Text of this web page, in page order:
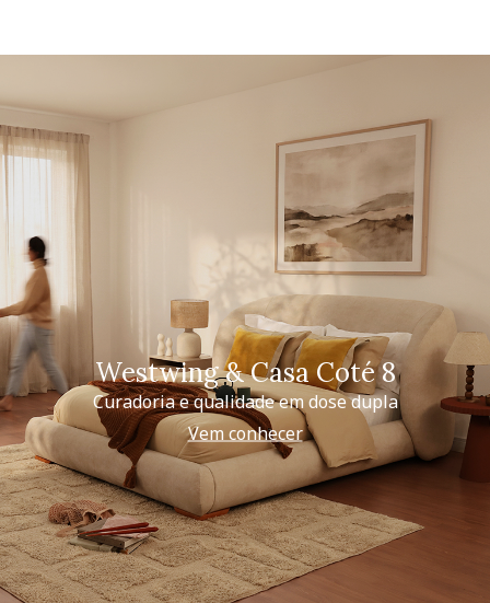
Westwing & Casa Coté 8
Curadoria e qualidade em dose dupla
Vem conhecer